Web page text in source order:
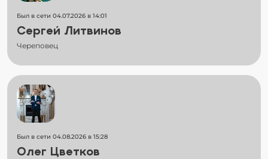
Был в сети 04.07.2026 в 14:01
Сергей Литвинов
Череповец
Был в сети 04.08.2026 в 15:28
Олег Цветков